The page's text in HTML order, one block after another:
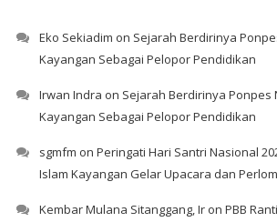
Eko Sekiadim on Sejarah Berdirinya
Kayangan Sebagai Pelopor Pendidikan
Irwan Indra on Sejarah Berdirinya Ponpes
Kayangan Sebagai Pelopor Pendidikan
sgmfm on Peringati Hari Santri Nasional
Islam Kayangan Gelar Upacara dan
Kembar Mulana Sitanggang, Iron PBB